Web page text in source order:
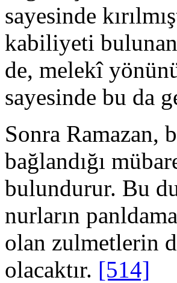
sayesinde
kabiliyeti
de, melekî
sayesinde bu da
Sonra
bağlandığı
bulundurur. Bu
nurların
olan zulmetlerin
olacaktır. [514]